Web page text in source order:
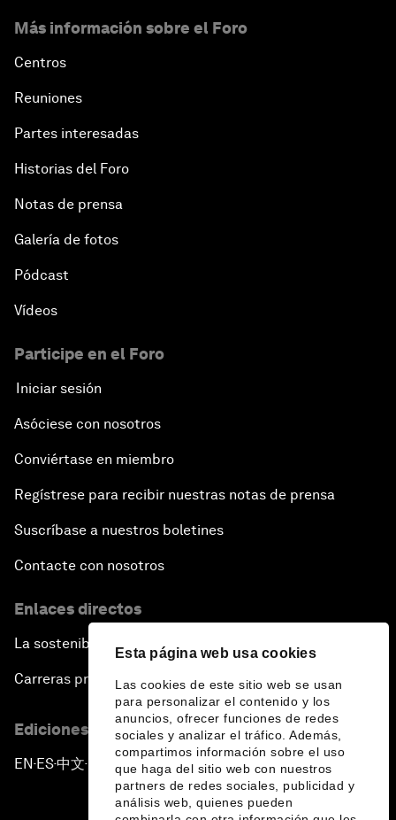
Esta página web usa cookies
Las cookies de este sitio web se usan
para personalizar el contenido y los
anuncios, ofrecer funciones de redes
sociales y analizar el tráfico. Además,
compartimos información sobre el uso
que haga del sitio web con nuestros
partners de redes sociales, publicidad y
análisis web, quienes pueden
Más información sobre el Foro
Centros
Reuniones
Partes interesadas
Historias del Foro
Notas de prensa
Galería de fotos
Pódcast
Vídeos
Participe en el Foro
Iniciar sesión
Asóciese con nosotros
Conviértase en miembro
Regístrese para recibir nuestras notas de prensa
Suscríbase a nuestros boletines
Contacte con nosotros
Enlaces directos
La sostenibilidad en el Foro
Carreras profesionales
Ediciones en otros idiomas
EN ▪ ES▪中文▪ 日本語